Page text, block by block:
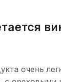
очень